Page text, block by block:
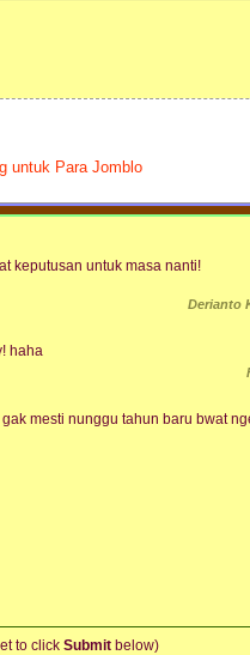
untuk Para Jomblo
keputusan untuk masa nanti!
Derianto
haha
mesti nunggu tahun baru bwat
to click Submit below)